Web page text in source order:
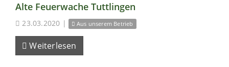
Alte Feuerwache Tuttlingen
23.03.2020 | Aus unserem Betrieb
Weiterlesen